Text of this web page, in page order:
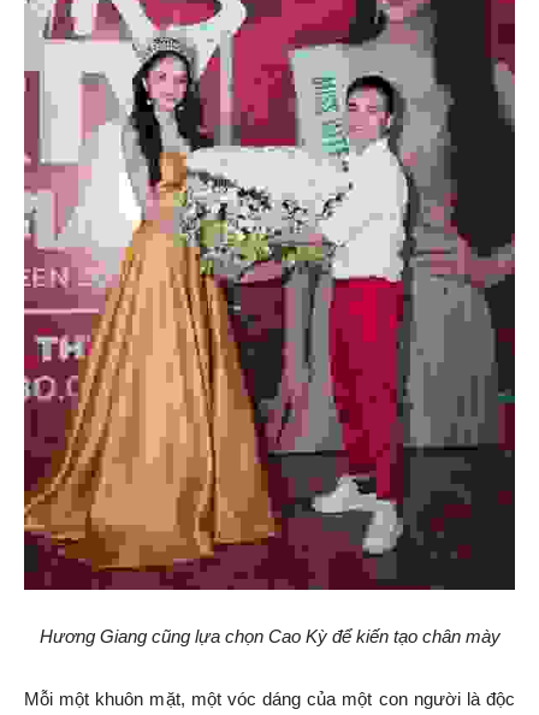
Hương Giang cũng lựa chọn Cao Kỳ để kiến tạo chân mày
Mỗi một khuôn mặt, một vóc dáng của một con người là độc